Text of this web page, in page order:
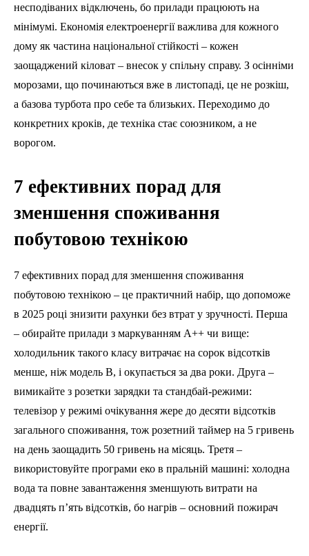
несподіваних відключень, бо прилади працюють на
мінімумі. Економія електроенергії важлива для кожного
дому як частина національної стійкості – кожен
заощаджений кіловат – внесок у спільну справу. З осінніми
морозами, що починаються вже в листопаді, це не розкіш,
а базова турбота про себе та близьких. Переходимо до
конкретних кроків, де техніка стає союзником, а не
ворогом.
7 ефективних порад для
зменшення споживання
побутовою технікою
7 ефективних порад для зменшення споживання
побутовою технікою – це практичний набір, що допоможе
в 2025 році знизити рахунки без втрат у зручності. Перша
– обирайте прилади з маркуванням А++ чи вище:
холодильник такого класу витрачає на сорок відсотків
менше, ніж модель В, і окупається за два роки. Друга –
вимикайте з розетки зарядки та стандбай-режими:
телевізор у режимі очікування жере до десяти відсотків
загального споживання, тож розетний таймер на 5 гривень
на день заощадить 50 гривень на місяць. Третя –
використовуйте програми еко в пральній машині: холодна
вода та повне завантаження зменшують витрати на
двадцять п’ять відсотків, бо нагрів – основний пожирач
енергії.